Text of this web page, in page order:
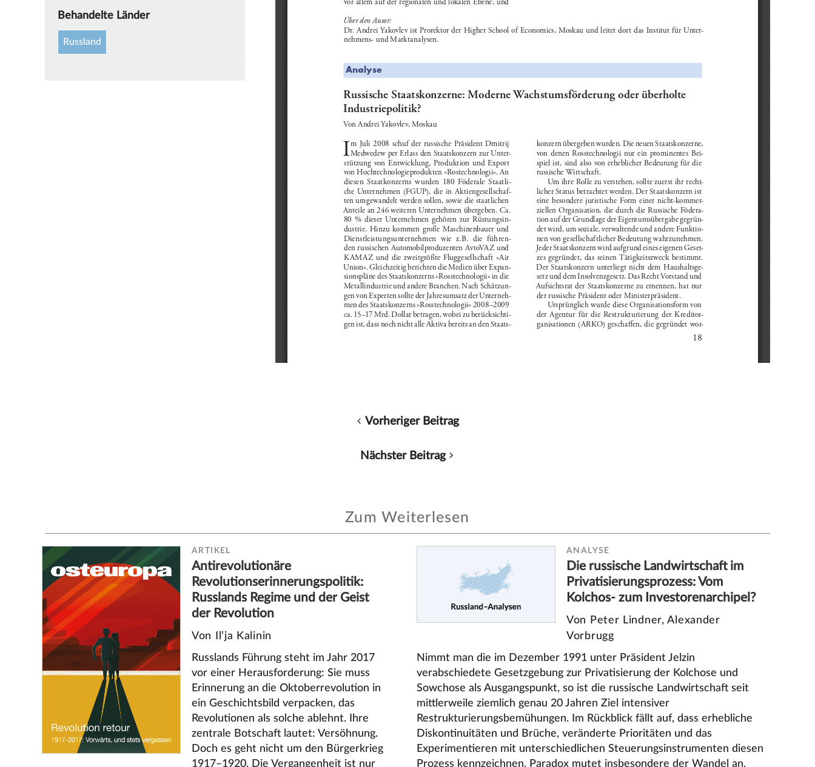
Behandelte Länder
Russland
Vorheriger Beitrag
Nächster Beitrag
Zum Weiterlesen
ARTIKEL
Antirevolutionäre
Revolutionserinnerungspolitik:
Russlands Regime und der Geist
der Revolution
Von Il’ja Kalinin
Russlands Führung steht im Jahr 2017
vor einer Herausforderung: Sie muss
Erinnerung an die Oktoberrevolution in
ein Geschichtsbild verpacken, das
Revolutionen als solche ablehnt. Ihre
zentrale Botschaft lautet: Versöhnung.
Doch es geht nicht um den Bürgerkrieg
1917–1920. Die Vergangenheit ist nur
ANALYSE
Die russische Landwirtschaft im
Privatisierungsprozess: Vom
Kolchos- zum Investorenarchipel?
Von Peter Lindner, Alexander
Vorbrugg
Nimmt man die im Dezember 1991 unter Präsident Jelzin
verabschiedete Gesetzgebung zur Privatisierung der Kolchose und
Sowchose als Ausgangspunkt, so ist die russische Landwirtschaft seit
mittlerweile ziemlich genau 20 Jahren Ziel intensiver
Restrukturierungsbemühungen. Im Rückblick fällt auf, dass erhebliche
Diskontinuitäten und Brüche, veränderte Prioritäten und das
Experimentieren mit unterschiedlichen Steuerungsinstrumenten diesen
Prozess kennzeichnen. Paradox mutet insbesondere der Wandel an,